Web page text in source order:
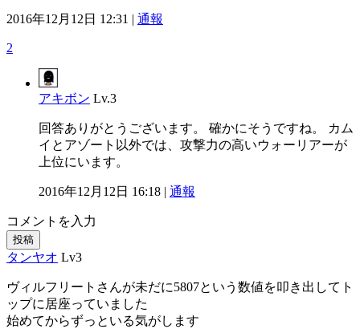
2016年12月12日 12:31 | 通報
2
アキボン Lv.3
回答ありがとうございます。 確かにそうですね。 カム
イとアゾート以外では、攻撃力の高いウォーリアーが
上位にいます。
2016年12月12日 16:18 | 通報
コメントを入力
投稿
タンヤオ Lv3
ヴィルフリートさんが未だに5807という数値を叩き出してト
ップに居座っていました
始めてからずっといる気がします